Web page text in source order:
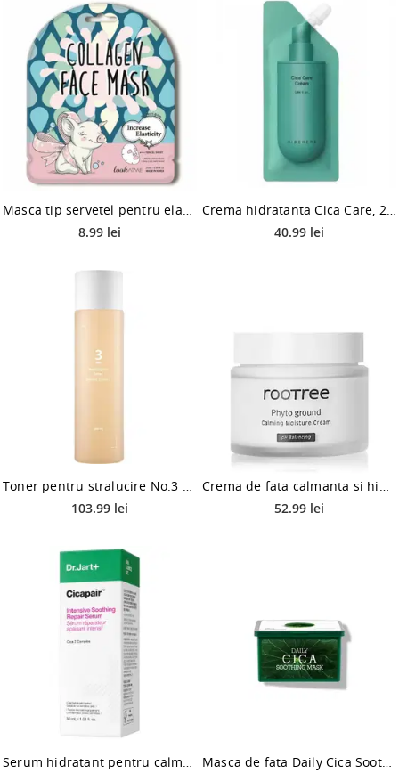
Masca tip servetel pentru elasticitatea pielii cu colagen, 25ml, Look at me
8.99 lei
Crema hidratanta Cica Care, 25g, HIDEHERE
40.99 lei
Toner pentru stralucire No.3 Super Glowing Essence, 200ml, Numbuzin
103.99 lei
Crema de fata calmanta si hidratanta Phyto Ground, 80g, Rootree
52.99 lei
Serum hidratant pentru calmare Cicapair, 30ml, Dr. Jart+ Masca de fata Daily Cica Soothing, 350g, Tenzero